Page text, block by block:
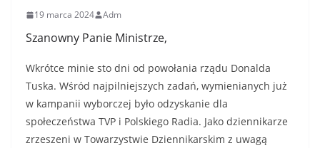
19 marca 2024 Adm
Szanowny Panie Ministrze,
Wkrótce minie sto dni od powołania rządu Donalda
Tuska. Wśród najpilniejszych zadań, wymienianych już
w kampanii wyborczej było odzyskanie dla
społeczeństwa TVP i Polskiego Radia. Jako dziennikarze
zrzeszeni w Towarzystwie Dziennikarskim z uwagą